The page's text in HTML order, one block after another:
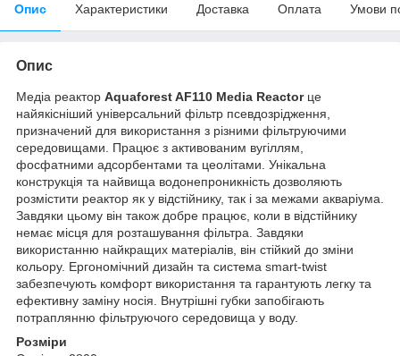
Опис Характеристики Доставка Оплата Умови
Опис
Медіа реактор Aquaforest AF110 Media Reactorце
найякісніший універсальний фільтр псевдозрідження,
призначений для використання з різними фільтруючими
середовищами. Працює з активованим вугіллям,
фосфатними адсорбентами та цеолітами. Унікальна
конструкція та найвища водонепроникність дозволяють
розмістити реактор як у відстійнику, так і за межами акваріума.
Завдяки цьому він також добре працює, коли в відстійнику
немає місця для розташування фільтра. Завдяки
використанню найкращих матеріалів, він стійкий до зміни
кольору. Ергономічний дизайн та система smart-twist
забезпечують комфорт використання та гарантують легку та
ефективну заміну носія. Внутрішні губки запобігають
потраплянню фільтруючого середовища у воду.
Розміри